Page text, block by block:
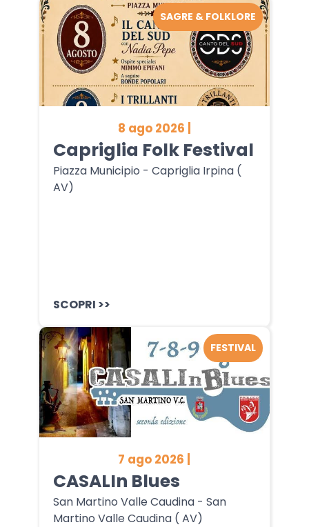
8 ago 2026 |
Capriglia Folk Festival
Piazza Municipio - Capriglia Irpina (
AV)
SCOPRI >>
SAGRE & FOLKLORE
7 ago 2026 |
CASALIn Blues
San Martino Valle Caudina - San
Martino Valle Caudina ( AV)
FESTIVAL